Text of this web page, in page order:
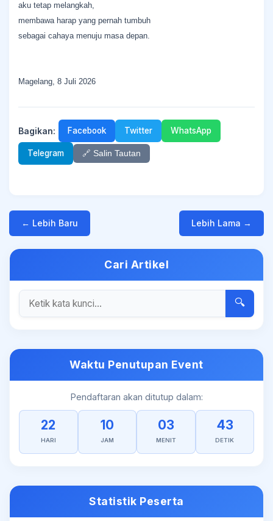
aku tetap melangkah,
membawa harap yang pernah tumbuh
sebagai cahaya menuju masa depan.
Magelang, 8 Juli 2026
Bagikan: Facebook Twitter WhatsApp
Telegram 🔗 Salin Tautan
← Lebih Baru Lebih Lama →
Cari Artikel
🔍
Waktu Penutupan Event
Pendaftaran akan ditutup dalam:
22
HARI
10
JAM
03
MENIT
43
DETIK
Statistik Peserta